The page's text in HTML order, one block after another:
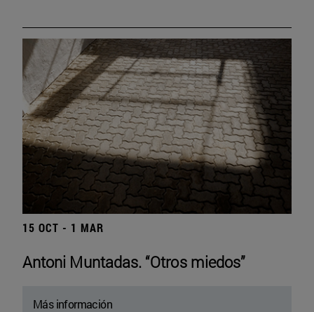
15 OCT - 1 MAR
Antoni Muntadas. “Otros miedos”
Más información